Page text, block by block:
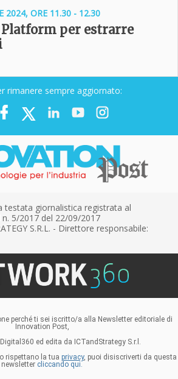
2024, ORE 11.30 - 12.30
Platform per estrarre
rimanere sempre aggiornato:
testata giornalistica registrata al
5/2017 del 22/09/2017
S.R.L. - Direttore responsabile:
perché ti sei iscritto/a alla Newsletter editoriale di
Innovation Post,
ed edita da ICTandStrategy S.r.l.
rispettano la tua privacy, puoi disiscriverti da questa
newsletter cliccando qui.